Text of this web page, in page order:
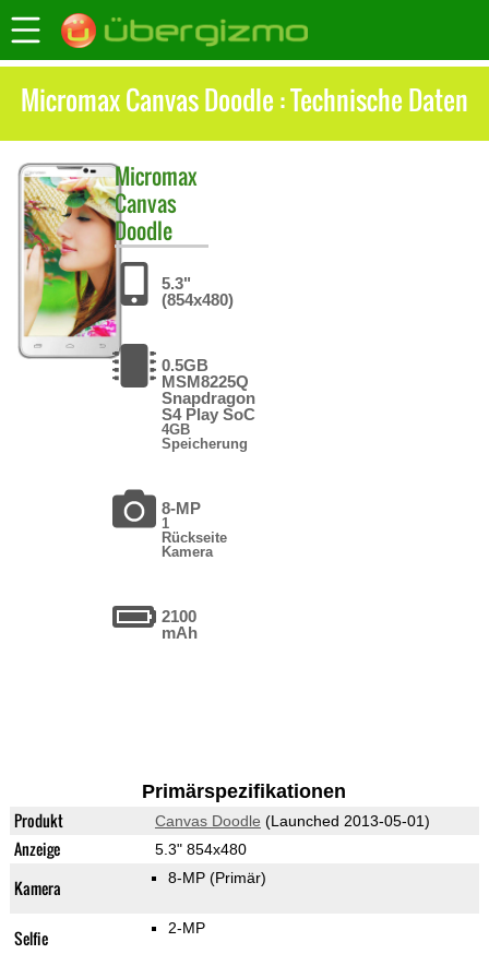
Micromax Canvas Doodle : Technische Daten
Micromax
Canvas
Doodle
5.3"
(854x480)
0.5GB
MSM8225Q
Snapdragon
S4 Play SoC
4GB
Speicherung
8-MP
1
Rückseite
Kamera
2100
mAh
Primärspezifikationen
Produkt Canvas Doodle (Launched 2013-05-01)
Anzeige 5.3" 854x480
Kamera 8-MP (Primär)
Selfie 2-MP